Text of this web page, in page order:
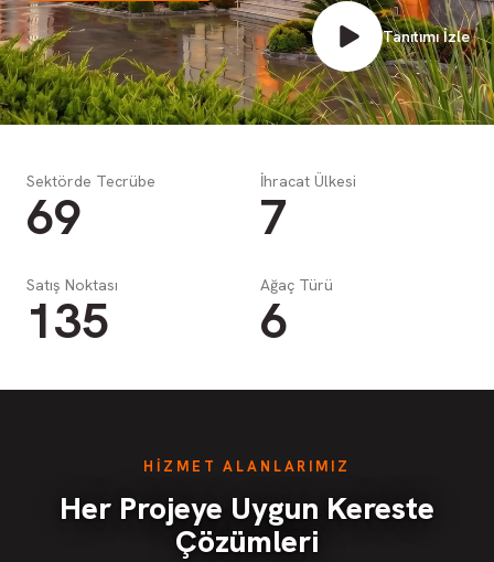
Tanıtımı İzle
Sektörde Tecrübe
69
İhracat Ülkesi
7
Satış Noktası
135
Ağaç Türü
6
HİZMET ALANLARIMIZ
Her Projeye Uygun Kereste
Çözümleri